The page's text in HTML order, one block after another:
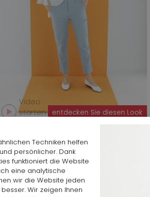
entdecken Sie diesen Look
Video
starten
Techniken helfen
persönlicher. Dank
funktioniert die Website
eine analytische
wir die Website jeden
Wir zeigen Ihnen